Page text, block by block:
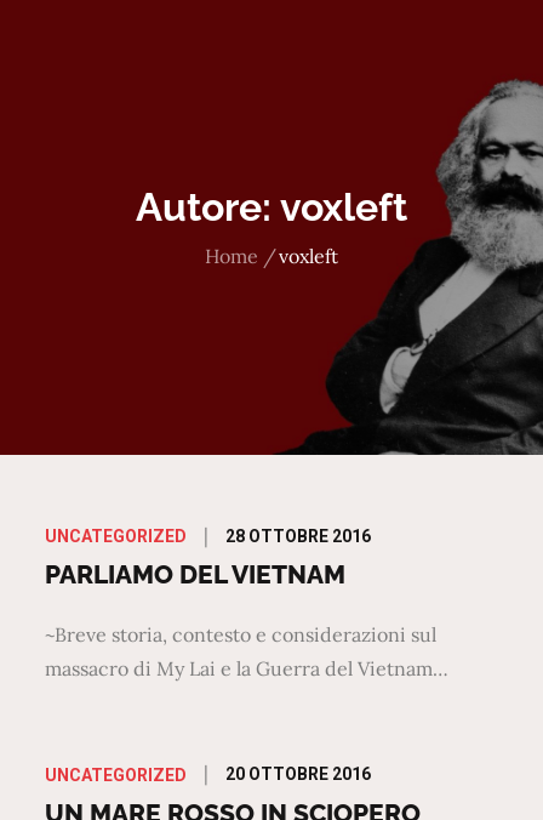
Autore: voxleft
Home voxleft
UNCATEGORIZED
Posted
on
28 OTTOBRE 2016
PARLIAMO DEL VIETNAM
~Breve storia, contesto e considerazioni sul
massacro di My Lai e la Guerra del Vietnam…
UNCATEGORIZED
Posted
on
20 OTTOBRE 2016
UN MARE ROSSO IN SCIOPERO